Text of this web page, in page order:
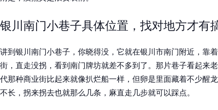
银川南门小巷子具体位置，找对地方才有
讲到银川南门小巷子，你晓得没，它就在银川市南门附近，靠
街，直走没拐，看到南门牌坊就差不多到了。那片巷子看起来
代那种商业街比起来就像扒烂船一样，但卵是里面藏着不少醒
不长，拐来拐去也就那么几条，麻直走几步就可以踩点。